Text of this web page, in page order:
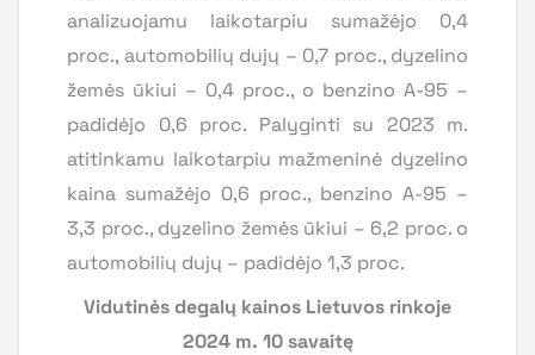
analizuojamu laikotarpiu sumažėjo 0,4
proc., automobilių dujų – 0,7 proc., dyzelino
žemės ūkiui – 0,4 proc., o benzino A-95 –
padidėjo 0,6 proc. Palyginti su 2023 m.
atitinkamu laikotarpiu mažmeninė dyzelino
kaina sumažėjo 0,6 proc., benzino A-95 –
3,3 proc., dyzelino žemės ūkiui – 6,2 proc. o
automobilių dujų – padidėjo 1,3 proc.
Vidutinės degalų kainos Lietuvos rinkoje
2024 m. 10 savaitę